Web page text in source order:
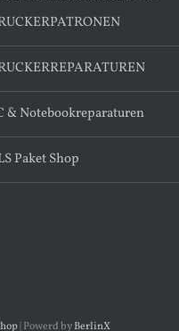
& Notebookreparaturen
Paket Shop
| Powerd byBerlinX